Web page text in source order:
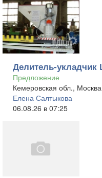
Делитель-
Предложение
Кемеровская обл.,
Елена Салтыкова
06.08.26 в 07:25